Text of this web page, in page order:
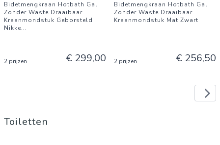
Bidetmengkraan Hotbath Gal
Zonder Waste Draaibaar
Kraanmondstuk Geborsteld
Nikke...
2 prijzen € 299,00
Bidetmengkraan Hotbath Gal
Zonder Waste Draaibaar
Kraanmondstuk Mat Zwart
2 prijzen € 256,50
Toiletten